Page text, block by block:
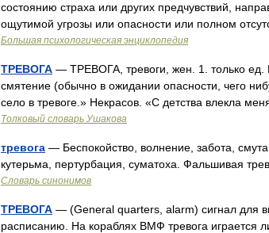
состоянию страха или других предчувствий,
ощутимой угрозы или опасности или полном
Большая психологическая энциклопедия
ТРЕВОГА — ТРЕВОГА, тревоги, жен. 1. только ед.
смятение (обычно в ожидании опасности, чего
село в тревоге.» Некрасов. «С детства влекла
Толковый словарь Ушакова
тревога — Беспокойство, волнение, забота,
кутерьма, пертурбация, суматоха. Фальшивая
Словарь синонимов
ТРЕВОГА — (General quarters, alarm) сигнал для
расписанию. На кораблях ВМФ тревога играется